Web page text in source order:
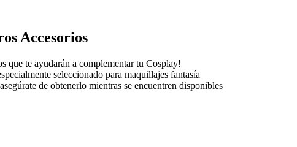
Accesorios
que te ayudarán a complementar tu Cosplay!
seleccionado para maquillajes fantasía
de obtenerlo mientras se encuentren disponibles